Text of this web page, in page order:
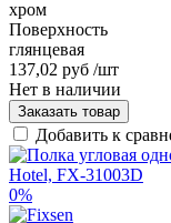
хром
Поверхность
глянцевая
137,02 руб /шт
Нет в наличии
Заказать товар
Добавить к
0%